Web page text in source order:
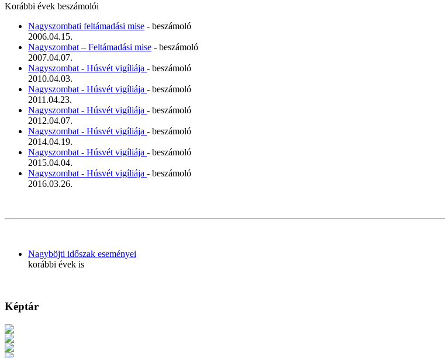
Korábbi évek beszámolói
Nagyszombati feltámadási mise - beszámoló
2006.04.15.
Nagyszombat – Feltámadási mise - beszámoló
2007.04.07.
Nagyszombat - Húsvét vigíliája - beszámoló
2010.04.03.
Nagyszombat - Húsvét vigíliája - beszámoló
2011.04.23.
Nagyszombat - Húsvét vigíliája - beszámoló
2012.04.07.
Nagyszombat - Húsvét vigíliája - beszámoló
2014.04.19.
Nagyszombat - Húsvét vigíliája - beszámoló
2015.04.04.
Nagyszombat - Húsvét vigíliája - beszámoló
2016.03.26.
Nagyböjti időszak eseményei
korábbi évek is
Képtár